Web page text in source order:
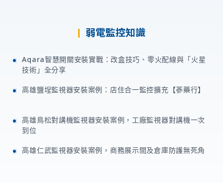
弱電監控知識
Aqara智慧開關安裝實戰：改盒技巧、零火配線與「火星
技術」全分享
高雄鹽埕監視器安裝案例：店住合一監控擴充【蔘藥行】
高雄鳥松對講機監視器安裝案例，工廠監視器對講機一次
到位
高雄仁武監視器安裝案例，商務展示間及倉庫防護無死角